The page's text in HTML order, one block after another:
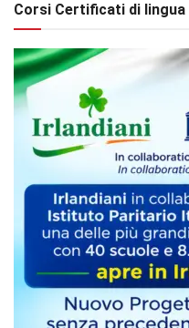
Corsi Certificati di lingua